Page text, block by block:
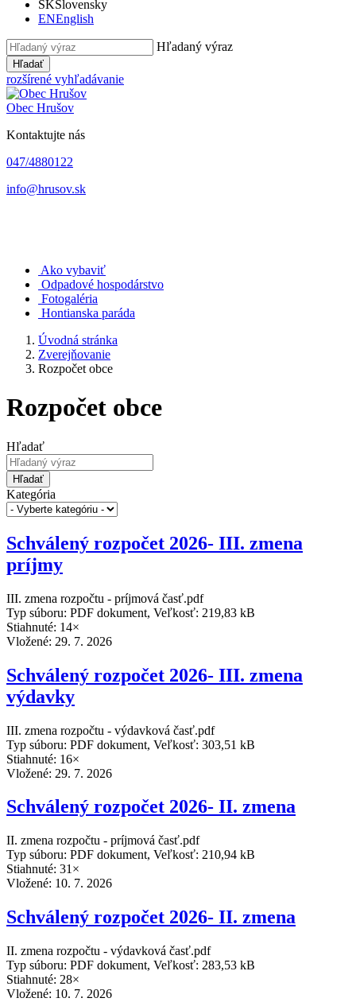
SKSlovensky
ENEnglish
Hľadaný výraz
Hľadať
rozšírené vyhľadávanie
Obec Hrušov
Kontaktujte nás
047/4880122
info@hrusov.sk
Ako vybaviť
Odpadové hospodárstvo
Fotogaléria
Hontianska paráda
Úvodná stránka
Zverejňovanie
Rozpočet obce
Rozpočet obce
Hľadať
Hľadať
Kategória
Schválený rozpočet 2026- III. zmena
príjmy
III. zmena rozpočtu - príjmová časť.pdf
Typ súboru: PDF dokument, Veľkosť: 219,83 kB
Stiahnuté: 14×
Vložené: 29. 7. 2026
Schválený rozpočet 2026- III. zmena
výdavky
III. zmena rozpočtu - výdavková časť.pdf
Typ súboru: PDF dokument, Veľkosť: 303,51 kB
Stiahnuté: 16×
Vložené: 29. 7. 2026
Schválený rozpočet 2026- II. zmena
II. zmena rozpočtu - príjmová časť.pdf
Typ súboru: PDF dokument, Veľkosť: 210,94 kB
Stiahnuté: 31×
Vložené: 10. 7. 2026
Schválený rozpočet 2026- II. zmena
II. zmena rozpočtu - výdavková časť.pdf
Typ súboru: PDF dokument, Veľkosť: 283,53 kB
Stiahnuté: 28×
Vložené: 10. 7. 2026